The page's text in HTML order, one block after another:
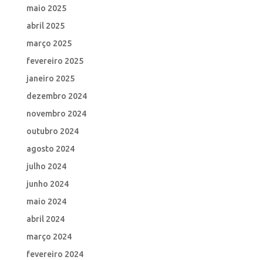
maio 2025
abril 2025
março 2025
fevereiro 2025
janeiro 2025
dezembro 2024
novembro 2024
outubro 2024
agosto 2024
julho 2024
junho 2024
maio 2024
abril 2024
março 2024
fevereiro 2024